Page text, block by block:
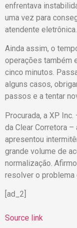
enfrentava
uma vez para
atendente eletrônica.
Ainda assim, o
operações também
cinco minutos.
alguns casos,
passos e a tentar
Procurada, a XP
da Clear Corretora
apresentou
grande volume de
normalização.
resolver o problema
[ad_2]
Source link